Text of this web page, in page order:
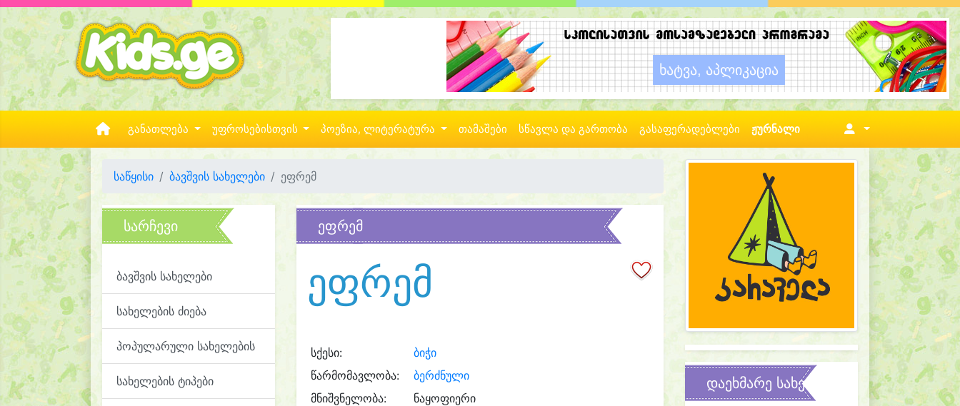
განათლება უფროსებისთვის პოეზია, ლიტერატურა თამაშები სწავლა და გართობა გასაფერადებლები ჟურნალი
საწყისი ბავშვის სახელები ეფრემ
სარჩევი
ბავშვის სახელები
სახელების ძიება
პოპულარული სახელების
სახელების ტიპები
ეფრემ
ეფრემ
სქესი:
ბიჭი
წარმომავლობა:
ბერძნული
მნიშვნელობა:
ნაყოფიერი
დაეხმარე სახელის შერჩევაში